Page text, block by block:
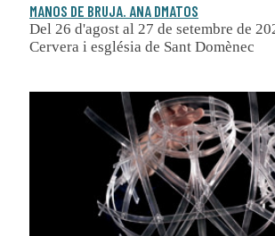
MANOS DE BRUJA. ANA DMATOS
Del 26 d'agost al 27 de setembre de
Cervera i església de Sant Domènec